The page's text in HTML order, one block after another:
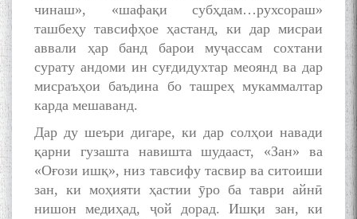
чинаш», «шафақи субҳдам…рухсораш»
ташбеҳу тавсифҳое ҳастанд, ки дар мисраи
аввали ҳар банд барои муҷассам сохтани
сурату андоми ин суғдидухтар меоянд ва дар
мисраъҳои баъдина бо ташреҳ мукаммалтар
карда мешаванд.
Дар ду шеъри дигаре, ки дар солҳои навади
қарни гузашта навишта шудааст, «Зан» ва
«Оғози ишқ», низ тавсифу тасвир ва ситоиши
зан, ки моҳияти ҳастии ӯро ба таври айнӣ
нишон медиҳад, ҷой дорад. Ишқи зан, ки